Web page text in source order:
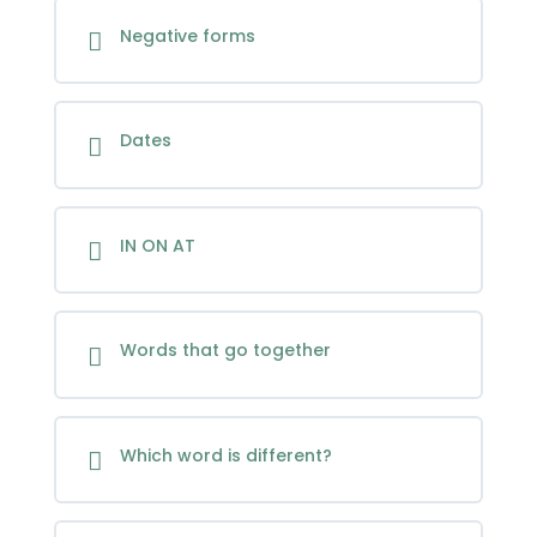
Negative forms
Dates
IN ON AT
Words that go together
Which word is different?